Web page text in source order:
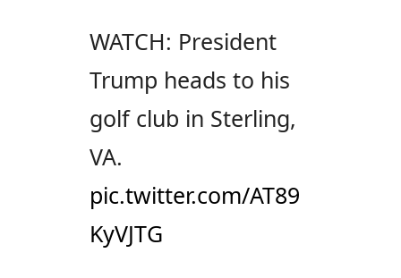
WATCH: President
Trump heads to his
golf club in Sterling,
VA.
pic.twitter.com/AT89
KyVJTG